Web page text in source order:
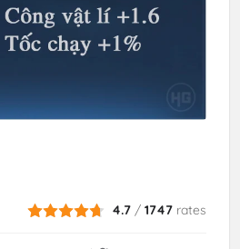
4.7 /1747 rates